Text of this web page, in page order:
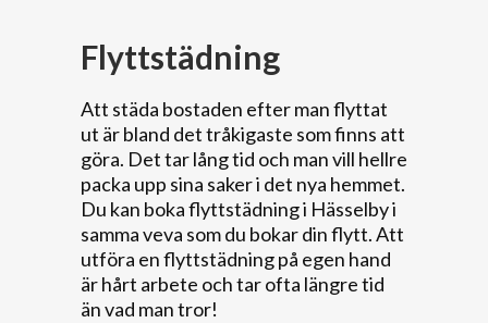
Flyttstädning
Att städa bostaden efter man flyttat
ut är bland det tråkigaste som finns att
göra. Det tar lång tid och man vill hellre
packa upp sina saker i det nya hemmet.
Du kan boka flyttstädning i Hässelby i
samma veva som du bokar din flytt. Att
utföra en flyttstädning på egen hand
är hårt arbete och tar ofta längre tid
än vad man tror!